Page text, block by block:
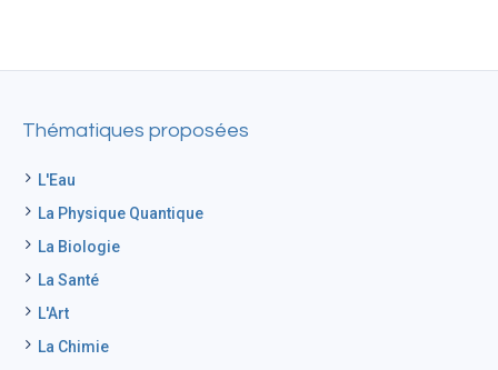
Thématiques proposées
L'Eau
La Physique Quantique
La Biologie
La Santé
L'Art
La Chimie